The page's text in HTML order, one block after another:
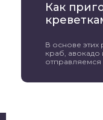
Как
В основе этих
краб, авокадо
отправляемся